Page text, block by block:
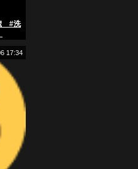
#洗
17:34